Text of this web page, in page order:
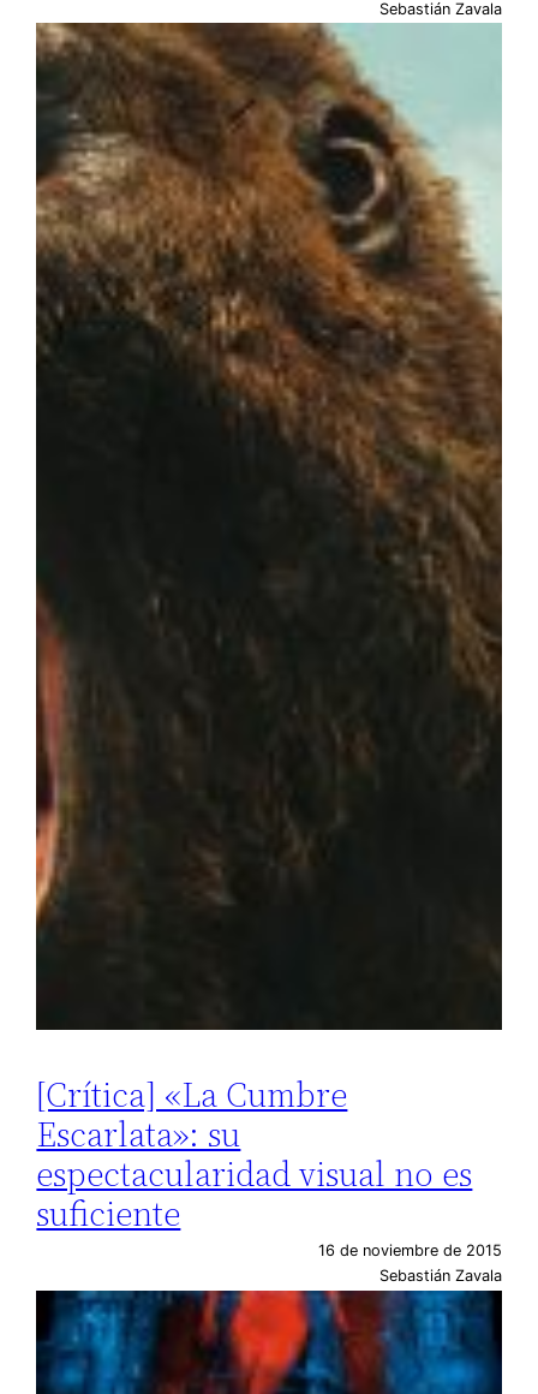
Sebastián Zavala
[Crítica] «La Cumbre
Escarlata»: su
espectacularidad visual no es
suficiente
16 de noviembre de 2015
Sebastián Zavala